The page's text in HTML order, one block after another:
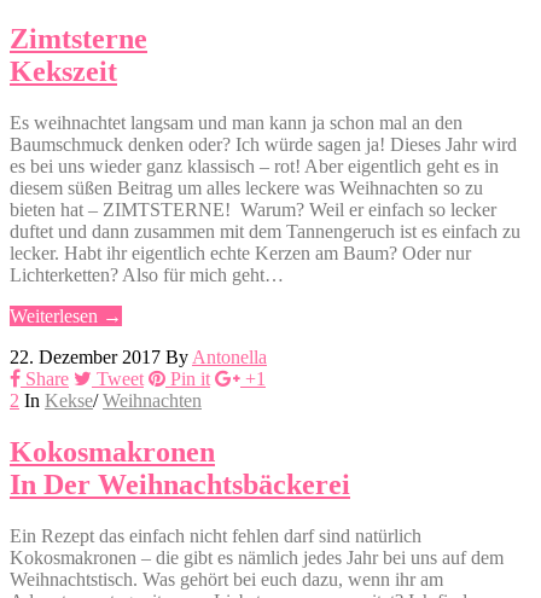
Zimtsterne
Kekszeit
Es weihnachtet langsam und man kann ja schon mal an den
Baumschmuck denken oder? Ich würde sagen ja! Dieses Jahr wird
es bei uns wieder ganz klassisch – rot! Aber eigentlich geht es in
diesem süßen Beitrag um alles leckere was Weihnachten so zu
bieten hat – ZIMTSTERNE! Warum? Weil er einfach so lecker
duftet und dann zusammen mit dem Tannengeruch ist es einfach zu
lecker. Habt ihr eigentlich echte Kerzen am Baum? Oder nur
Lichterketten? Also für mich geht…
Weiterlesen →
22. Dezember 2017 By Antonella
Share
Tweet Pin it
+1
2 In Kekse/ Weihnachten
Kokosmakronen
In Der Weihnachtsbäckerei
Ein Rezept das einfach nicht fehlen darf sind natürlich
Kokosmakronen – die gibt es nämlich jedes Jahr bei uns auf dem
Weihnachtstisch. Was gehört bei euch dazu, wenn ihr am